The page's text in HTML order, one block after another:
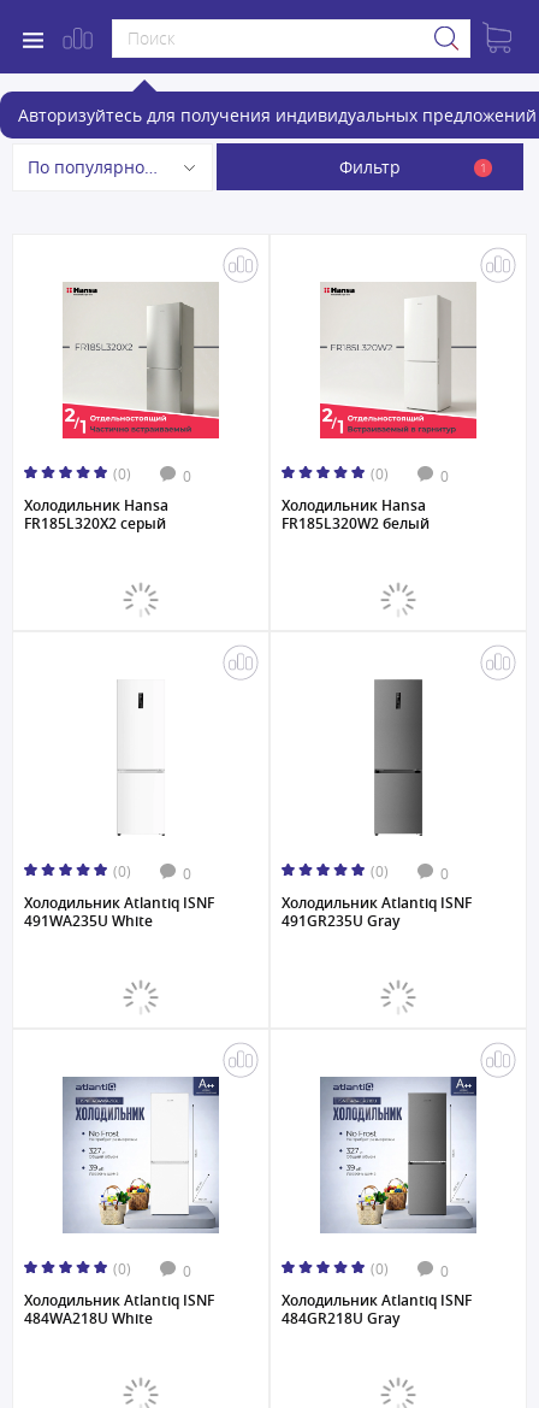
Авторизуйтесь для получения индивидуальных предложений
Холодильники
По популярности Фильтр 1
(0) 0
Холодильник Hansa
FR185L320X2 серый
(0) 0
Холодильник Hansa
FR185L320W2 белый
(0) 0
Холодильник Atlantiq ISNF
491WA235U White
(0) 0
Холодильник Atlantiq ISNF
491GR235U Gray
(0) 0
Холодильник Atlantiq ISNF
484WA218U White
(0) 0
Холодильник Atlantiq ISNF
484GR218U Gray